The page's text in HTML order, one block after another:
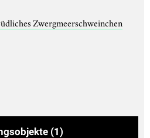
Zwergmeerschweinchen
(1)